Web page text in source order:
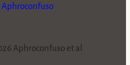
Aphroconfuso et al